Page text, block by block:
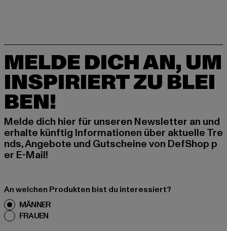
MELDE DICH AN, UM
INSPIRIERT ZU BLEI
BEN!
Melde dich hier für unseren Newsletter an und
erhalte künftig Informationen über aktuelle Tre
nds, Angebote und Gutscheine von DefShop p
er E-Mail!
An welchen Produkten bist du interessiert?
MÄNNER
FRAUEN